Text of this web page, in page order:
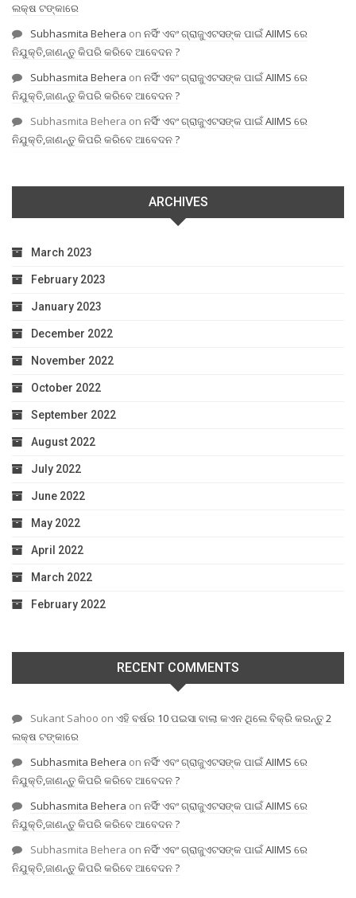
ଲକ୍ଷ ଟଙ୍କାରେ
Subhasmita Behera on ନର୍ସିଂ ଏବଂ ଗ୍ରାଜୁଏଟସଙ୍କ ପାଇଁ AIIMS ରେ
ନିଯୁକ୍ତି,ଜାଣନ୍ତୁ କିପରି କରିବେ ଆବେଦନ ?
Subhasmita Behera on ନର୍ସିଂ ଏବଂ ଗ୍ରାଜୁଏଟସଙ୍କ ପାଇଁ AIIMS ରେ
ନିଯୁକ୍ତି,ଜାଣନ୍ତୁ କିପରି କରିବେ ଆବେଦନ ?
Subhasmita Behera on ନର୍ସିଂ ଏବଂ ଗ୍ରାଜୁଏଟସଙ୍କ ପାଇଁ AIIMS ରେ
ନିଯୁକ୍ତି,ଜାଣନ୍ତୁ କିପରି କରିବେ ଆବେଦନ ?
ARCHIVES
March 2023
February 2023
January 2023
December 2022
November 2022
October 2022
September 2022
August 2022
July 2022
June 2022
May 2022
April 2022
March 2022
February 2022
RECENT COMMENTS
Sukant Sahoo on ଏହି ବର୍ଷର 10 ପଇସା ବାଲା କଏନ ଥିଲେ ବିକ୍ରି କରନ୍ତୁ 2
ଲକ୍ଷ ଟଙ୍କାରେ
Subhasmita Behera on ନର୍ସିଂ ଏବଂ ଗ୍ରାଜୁଏଟସଙ୍କ ପାଇଁ AIIMS ରେ
ନିଯୁକ୍ତି,ଜାଣନ୍ତୁ କିପରି କରିବେ ଆବେଦନ ?
Subhasmita Behera on ନର୍ସିଂ ଏବଂ ଗ୍ରାଜୁଏଟସଙ୍କ ପାଇଁ AIIMS ରେ
ନିଯୁକ୍ତି,ଜାଣନ୍ତୁ କିପରି କରିବେ ଆବେଦନ ?
Subhasmita Behera on ନର୍ସିଂ ଏବଂ ଗ୍ରାଜୁଏଟସଙ୍କ ପାଇଁ AIIMS ରେ
ନିଯୁକ୍ତି,ଜାଣନ୍ତୁ କିପରି କରିବେ ଆବେଦନ ?